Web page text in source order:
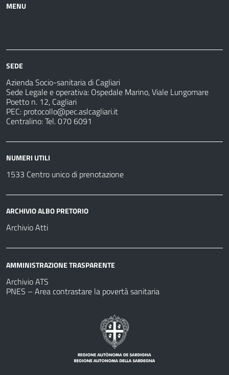
MENU
sanitarie
fare
SEDE
Azienda Socio-sanitaria di Cagliari
Sede Legale e operativa: Ospedale Marino, Viale Lungomare
Poetto n. 12, Cagliari
PEC: protocollo@pec.aslcagliari.it
Centralino: Tel. 070 6091
NUMERI UTILI
1533 Centro unico di prenotazione
ARCHIVIO ALBO PRETORIO
Archivio Atti
AMMINISTRAZIONE TRASPARENTE
Archivio ATS
PNES – Area contrastare la povertà sanitaria